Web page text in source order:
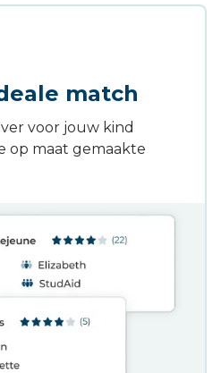
match
voor jouw kind
op maat gemaakte